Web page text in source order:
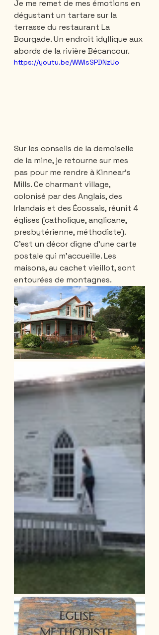
Je me remet de mes émotions en
dégustant un tartare sur la
terrasse du restaurant La
Bourgade. Un endroit idyllique aux
abords de la rivière Bécancour.
https://youtu.be/WWIsSPDNzUo
Sur les conseils de la demoiselle
de la mine, je retourne sur mes
pas pour me rendre à Kinnear’s
Mills. Ce charmant village,
colonisé par des Anglais, des
Irlandais et des Écossais, réunit 4
églises (catholique, anglicane,
presbytérienne, méthodiste).
C’est un décor digne d’une carte
postale qui m’accueille. Les
maisons, au cachet vieillot, sont
entourées de montagnes.